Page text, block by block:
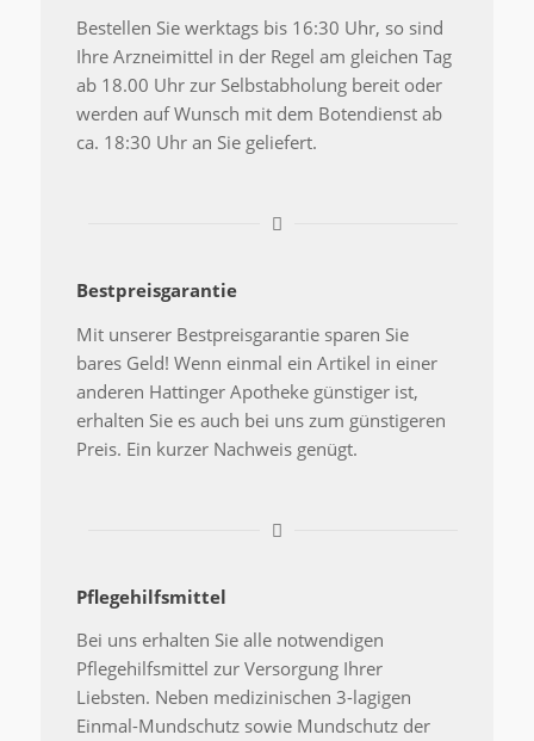
Bestellen Sie werktags bis 16:30 Uhr, so sind
Ihre Arzneimittel in der Regel am gleichen Tag
ab 18.00 Uhr zur Selbstabholung bereit oder
werden auf Wunsch mit dem Botendienst ab
ca. 18:30 Uhr an Sie geliefert.
Bestpreisgarantie
Mit unserer Bestpreisgarantie sparen Sie
bares Geld! Wenn einmal ein Artikel in einer
anderen Hattinger Apotheke günstiger ist,
erhalten Sie es auch bei uns zum günstigeren
Preis. Ein kurzer Nachweis genügt.
Pflegehilfsmittel
Bei uns erhalten Sie alle notwendigen
Pflegehilfsmittel zur Versorgung Ihrer
Liebsten. Neben medizinischen 3-lagigen
Einmal-Mundschutz sowie Mundschutz der